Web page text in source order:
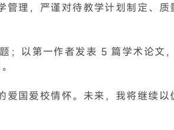
理，严谨对待教学计划制定、质
；以第一作者发表 5 篇学术论文
国爱校情怀。未来，我将继续以